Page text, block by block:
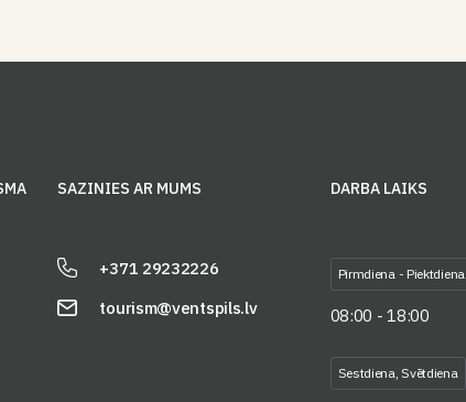
SAZINIES AR MUMS DARBA LAIKS
+371 29232226
tourism@ventspils.lv
Pirmdiena - Piektdiena
08:00 - 18:00
Sestdiena, Svētdiena